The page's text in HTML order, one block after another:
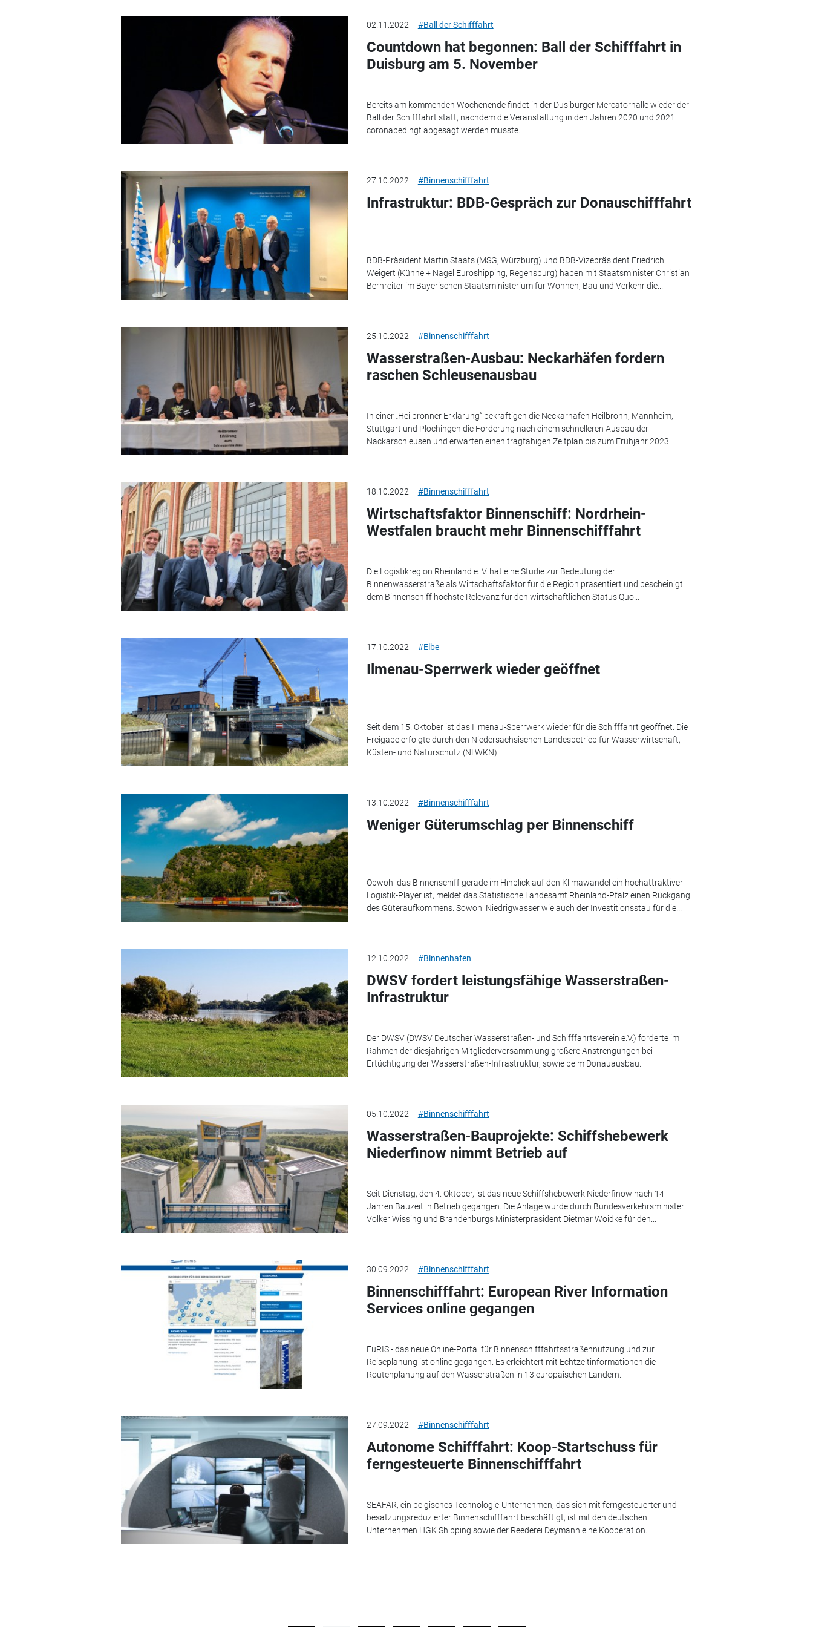
02.11.2022 #Ball der Schifffahrt
Countdown hat begonnen: Ball der Schifffahrt in
Duisburg am 5. November
Bereits am kommenden Wochenende findet in der Dusiburger Mercatorhalle wieder der
Ball der Schifffahrt statt, nachdem die Veranstaltung in den Jahren 2020 und 2021
coronabedingt abgesagt werden musste.
27.10.2022 #Binnenschifffahrt
Infrastruktur: BDB-Gespräch zur Donauschifffahrt
BDB-Präsident Martin Staats (MSG, Würzburg) und BDB-Vizepräsident Friedrich
Weigert (Kühne + Nagel Euroshipping, Regensburg) haben mit Staatsminister Christian
Bernreiter im Bayerischen Staatsministerium für Wohnen, Bau und Verkehr die...
25.10.2022 #Binnenschifffahrt
Wasserstraßen-Ausbau: Neckarhäfen fordern
raschen Schleusenausbau
In einer „Heilbronner Erklärung“ bekräftigen die Neckarhäfen Heilbronn, Mannheim,
Stuttgart und Plochingen die Forderung nach einem schnelleren Ausbau der
Nackarschleusen und erwarten einen tragfähigen Zeitplan bis zum Frühjahr 2023.
18.10.2022 #Binnenschifffahrt
Wirtschaftsfaktor Binnenschiff: Nordrhein-
Westfalen braucht mehr Binnenschifffahrt
Die Logistikregion Rheinland e. V. hat eine Studie zur Bedeutung der
Binnenwasserstraße als Wirtschaftsfaktor für die Region präsentiert und bescheinigt
dem Binnenschiff höchste Relevanz für den wirtschaftlichen Status Quo...
17.10.2022 #Elbe
Ilmenau-Sperrwerk wieder geöffnet
Seit dem 15. Oktober ist das Illmenau-Sperrwerk wieder für die Schifffahrt geöffnet. Die
Freigabe erfolgte durch den Niedersächsischen Landesbetrieb für Wasserwirtschaft,
Küsten- und Naturschutz (NLWKN).
13.10.2022 #Binnenschifffahrt
Weniger Güterumschlag per Binnenschiff
Obwohl das Binnenschiff gerade im Hinblick auf den Klimawandel ein hochattraktiver
Logistik-Player ist, meldet das Statistische Landesamt Rheinland-Pfalz einen Rückgang
des Güteraufkommens. Sowohl Niedrigwasser wie auch der Investitionsstau für die...
12.10.2022 #Binnenhafen
DWSV fordert leistungsfähige Wasserstraßen-
Infrastruktur
Der DWSV (DWSV Deutscher Wasserstraßen- und Schifffahrtsverein e.V.) forderte im
Rahmen der diesjährigen Mitgliederversammlung größere Anstrengungen bei
Ertüchtigung der Wasserstraßen-Infrastruktur, sowie beim Donauausbau.
05.10.2022 #Binnenschifffahrt
Wasserstraßen-Bauprojekte: Schiffshebewerk
Niederfinow nimmt Betrieb auf
Seit Dienstag, den 4. Oktober, ist das neue Schiffshebewerk Niederfinow nach 14
Jahren Bauzeit in Betrieb gegangen. Die Anlage wurde durch Bundesverkehrsminister
Volker Wissing und Brandenburgs Ministerpräsident Dietmar Woidke für den...
30.09.2022 #Binnenschifffahrt
Binnenschifffahrt: European River Information
Services online gegangen
EuRIS - das neue Online-Portal für Binnenschifffahrtsstraßennutzung und zur
Reiseplanung ist online gegangen. Es erleichtert mit Echtzeitinformationen die
Routenplanung auf den Wasserstraßen in 13 europäischen Ländern.
27.09.2022 #Binnenschifffahrt
Autonome Schifffahrt: Koop-Startschuss für
ferngesteuerte Binnenschifffahrt
SEAFAR, ein belgisches Technologie-Unternehmen, das sich mit ferngesteuerter und
besatzungsreduzierter Binnenschifffahrt beschäftigt, ist mit den deutschen
Unternehmen HGK Shipping sowie der Reederei Deymann eine Kooperation...